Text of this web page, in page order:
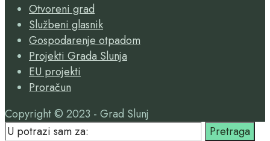
Window
Otvoreni grad
Službeni glasnik
Gospodarenje otpadom
Projekti Grada Slunja
EU projekti
Proračun
Copyright © 2023 - Grad Slunj
Search
Pretraga